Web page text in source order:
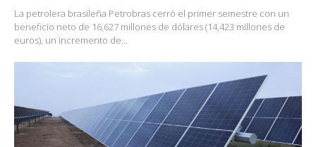
La petrolera brasileña Petrobras cerró el primer semestre con un
beneficio neto de 16,627 millones de dólares (14,423 millones de
euros), un incremento de...